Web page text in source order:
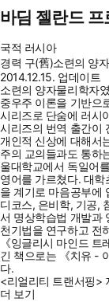
바딤 젤란드 프
국적 러시아
경력 구(舊)소련의 양
2014.12.15. 업데이트
소련의 양자물리학자
중우주 이론을 기반으
시리즈로 단숨에 러시
시리즈의 번역 출간이
개인적 신상에 대해서
주의 교의들과도 통하
울대학교에서 독일어
영어를 가르쳤다. 대
을 계기로 마음공부에
디코스, 은비학, 기공,
서 명상학습법 개발과
천기법을 연구하고 전
《잉글리시 마인드
긴 책으로는 《치유 -
다.
<리얼리티 트랜서핑>
더 보기